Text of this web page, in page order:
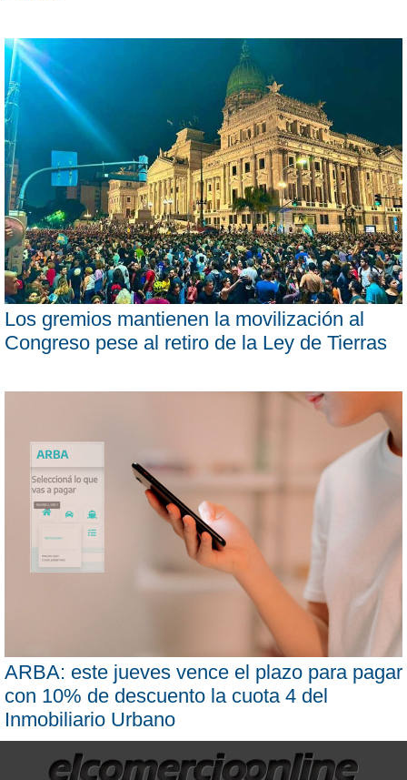
Los gremios mantienen la movilización al
Congreso pese al retiro de la Ley de Tierras
ARBA: este jueves vence el plazo para pagar
con 10% de descuento la cuota 4 del
Inmobiliario Urbano